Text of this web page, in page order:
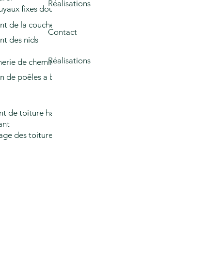
fixes double paroi
de la couche de de goudron
des nids
de cheminées
de poêles a bois et à granulés
de toiture hautement
des toitures
Réalisations
Contact
Réalisations